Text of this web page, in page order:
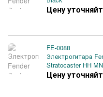
Цену
FE-0088
Электрогитара
Stratocaster HH
Цену